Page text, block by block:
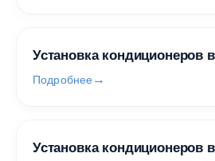
Установка кондиционеров
Подробнее
Установка кондиционеров